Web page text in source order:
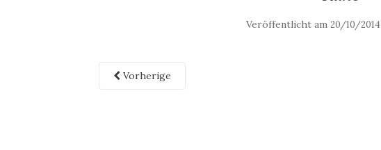
Veröffentlicht am20/10/2014
Vorherige